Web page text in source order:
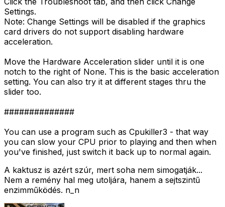
Settings.
Note: Change Settings will be disabled if the graphics
card drivers do not support disabling hardware
acceleration.
Move the Hardware Acceleration slider until it is one
notch to the right of None. This is the basic acceleration
setting. You can also try it at different stages thru the
slider too.
##############
You can use a program such as Cpukiller3 - that way
you can slow your CPU prior to playing and then when
you've finished, just switch it back up to normal again.
A kaktusz is azért szúr, mert soha nem simogatják...
Nem a remény hal meg utoljára, hanem a sejtszintű
enzimműködés. n_n